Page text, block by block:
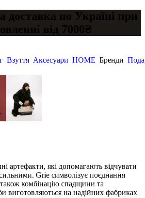
доставка по Україні при
від 7000₴
Взуття Аксесуари HOME Бренди
артефакти, які допомагають відчувати
Grie символізує поєднання
комбінацію спадщини та
виготовляються на надійних фабриках